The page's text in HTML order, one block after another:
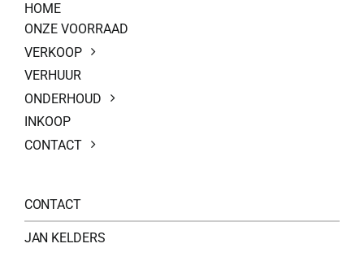
HOME
ONZE VOORRAAD
VERKOOP
VERHUUR
ONDERHOUD
INKOOP
CONTACT
CONTACT
JAN KELDERS